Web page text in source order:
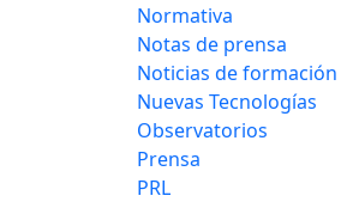
Normativa
Notas de prensa
Noticias de formación
Nuevas Tecnologías
Observatorios
Prensa
PRL